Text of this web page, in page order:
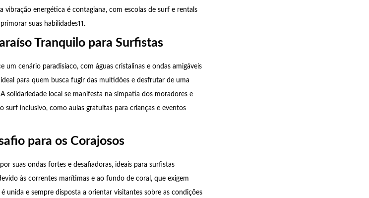
vibração energética é contagiana, com escolas de surf e rentals
suas habilidades11.
Tranquilo para Surfistas
um cenário paradisíaco, com águas cristalinas e ondas amigáveis
para quem busca fugir das multidões e desfrutar de uma
solidariedade local se manifesta na simpatia dos moradores e
surf inclusivo, como aulas gratuitas para crianças e eventos
para os Corajosos
suas ondas fortes e desafiadoras, ideais para surfistas
às correntes marítimas e ao fundo de coral, que exigem
unida e sempre disposta a orientar visitantes sobre as condições